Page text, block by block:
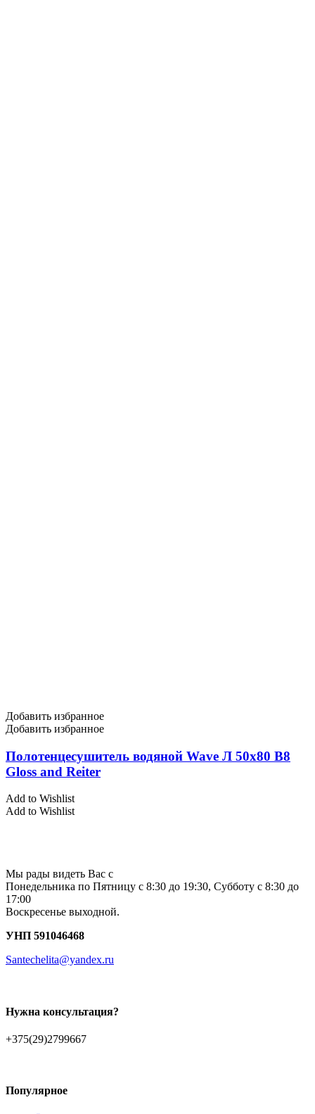
Добавить избранное
Добавить избранное
Полотенцесушитель водяной Wave Л 50х80 В8
Gloss and Reiter
Add to Wishlist
Add to Wishlist
Мы рады видеть Вас с
Понедельника по Пятницу с 8:30 до 19:30, Субботу с 8:30 до
17:00
Воскресенье выходной.
УНП 591046468
Santechelita@yandex.ru
Нужна консультация?
+375(29)2799667
Популярное